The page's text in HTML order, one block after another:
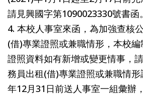
請見興國字第1090023330號書函。
4. 本校人事室來函，為加強查核
(借)專業證照或兼職情形，本校
證照資料如有新增或變更情事，
務員出租(借)專業證照或兼職情
年12月31日前送人事室一組彙辦